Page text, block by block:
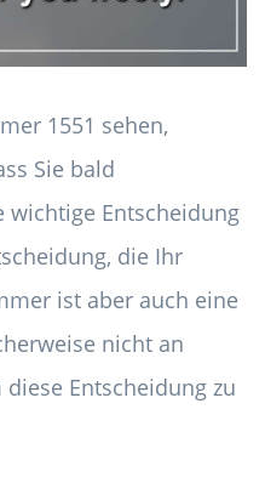
1551 sehen,
Sie bald
wichtige Entscheidung
die Ihr
ist aber auch eine
nicht an
Entscheidung zu